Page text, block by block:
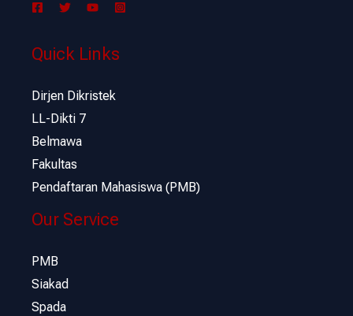
Quick Links
Dirjen Dikristek
LL-Dikti 7
Belmawa
Fakultas
Pendaftaran Mahasiswa (PMB)
Our Service
PMB
Siakad
Spada